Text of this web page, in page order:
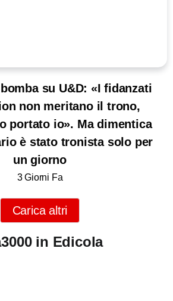
su U&D: «I fidanzati
non meritano il trono,
portato io». Ma dimentica
è stato tronista solo per
un giorno
3 Giorni Fa
Carica altri
in Edicola